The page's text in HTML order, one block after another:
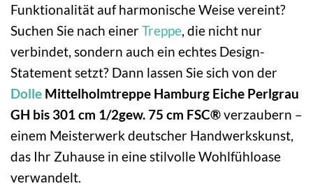
Funktionalität auf harmonische Weise vereint?
Suchen Sie nach einerTreppe , die nicht nur
verbindet, sondern auch ein echtes Design-
Statement setzt? Dann lassen Sie sich von der
Dolle Mittelholmtreppe Hamburg Eiche Perlgrau
GH bis 301 cm 1/2gew. 75 cm FSC®verzaubern –
einem Meisterwerk deutscher Handwerkskunst,
das Ihr Zuhause in eine stilvolle Wohlfühloase
verwandelt.